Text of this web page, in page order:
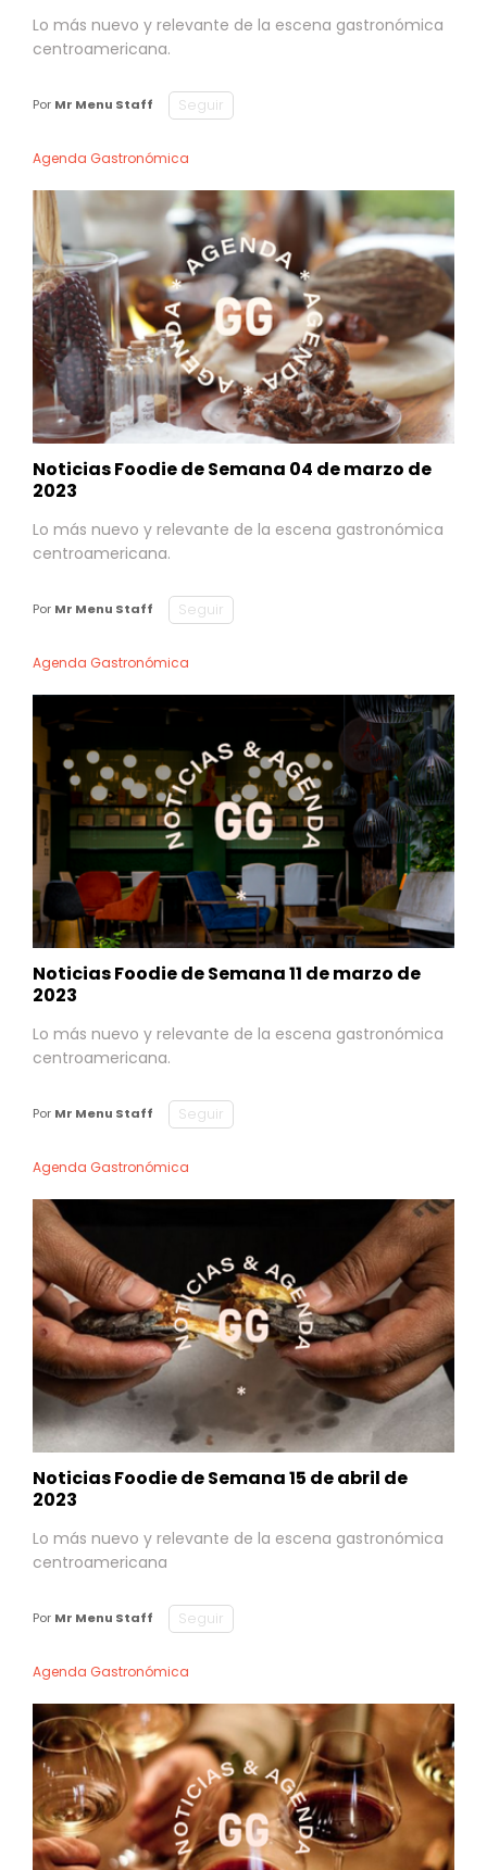
Lo más nuevo y relevante de la escena gastronómica
centroamericana.
Por Mr Menu Staff Seguir
Agenda Gastronómica
Noticias Foodie de Semana 04 de marzo de
2023
Lo más nuevo y relevante de la escena gastronómica
centroamericana.
Por Mr Menu Staff Seguir
Agenda Gastronómica
Noticias Foodie de Semana 11 de marzo de
2023
Lo más nuevo y relevante de la escena gastronómica
centroamericana.
Por Mr Menu Staff Seguir
Agenda Gastronómica
Noticias Foodie de Semana 15 de abril de
2023
Lo más nuevo y relevante de la escena gastronómica
centroamericana
Por Mr Menu Staff Seguir
Agenda Gastronómica